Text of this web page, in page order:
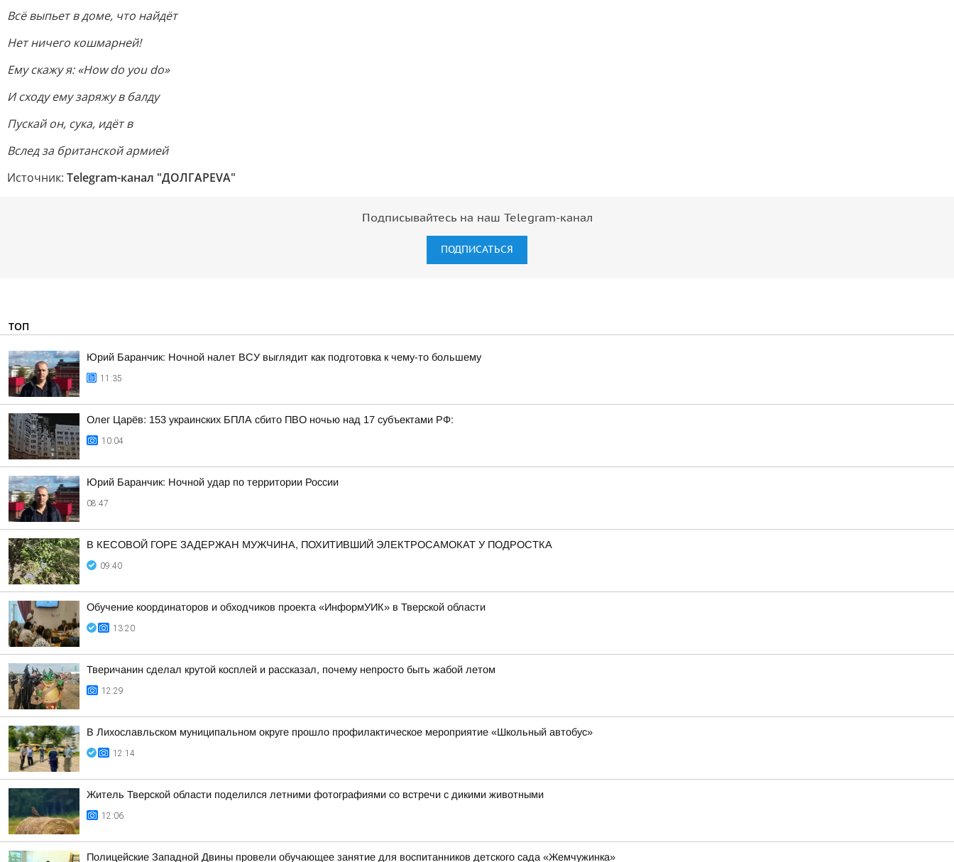
Всё выпьет в доме, что найдёт
Нет ничего кошмарней!
Ему скажу я: «How do you do»
И сходу ему заряжу в балду
Пускай он, сука, идёт в
Вслед за британской армией
Источник: Telegram-канал "ДОЛГАРЕVА"
Подписывайтесь на наш Telegram-канал
ПОДПИСАТЬСЯ
ТОП
Юрий Баранчик: Ночной налет ВСУ выглядит как подготовка к чему-то большему
11:35
Олег Царёв: 153 украинских БПЛА сбито ПВО ночью над 17 субъектами РФ:
10:04
Юрий Баранчик: Ночной удар по территории России
08:47
В КЕСОВОЙ ГОРЕ ЗАДЕРЖАН МУЖЧИНА, ПОХИТИВШИЙ ЭЛЕКТРОСАМОКАТ У ПОДРОСТКА
09:40
Обучение координаторов и обходчиков проекта «ИнформУИК» в Тверской области
13:20
Тверичанин сделал крутой косплей и рассказал, почему непросто быть жабой летом
12:29
В Лихославльском муниципальном округе прошло профилактическое мероприятие «Школьный автобус»
12:14
Житель Тверской области поделился летними фотографиями со встречи с дикими животными
12:06
Полицейские Западной Двины провели обучающее занятие для воспитанников детского сада «Жемчужинка»